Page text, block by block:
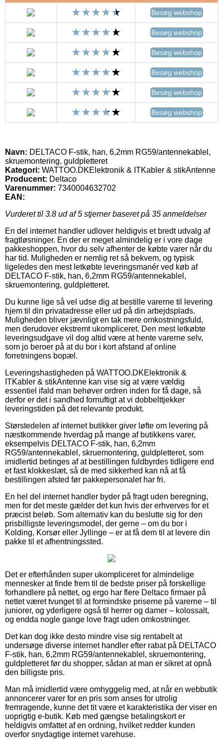
Besøg webshop
Besøg webshop
Besøg webshop
Besøg webshop
Besøg webshop
Besøg webshop
Navn: DELTACO F-stik, han, 6,2mm RG59/antennekablel,
skruemontering, guldpletteret
Kategori: WATTOO.DKElektronik & ITKabler & stikAntenne
Producent: Deltaco
Varenummer: 7340004632702
EAN:
Vurderet til 3.8 ud af 5 stjerner baseret på 35 anmeldelser
En del internet handler udlover heldigvis et bredt udvalg af
fragtløsninger. En der er meget almindelig er i vore dage
pakkeshoppen, hvor du selv afhenter de købte varer når du
har tid. Muligheden er nemlig ret så bekvem, og typisk
ligeledes den mest letkøbte leveringsmanér ved køb af
DELTACO F-stik, han, 6,2mm RG59/antennekablel,
skruemontering, guldpletteret.
Du kunne lige så vel udse dig at bestille varerne til levering
hjem til din privatadresse eller ud på din arbejdsplads.
Muligheden bliver jævnligt en tak mere omkostningsfuld,
men derudover ekstremt ukompliceret. Den mest letkøbte
leveringsudgave vil dog altid være at hente varerne selv,
som jo beroer på at du bor i kort afstand af online
forretningens bopæl.
Leveringshastigheden på WATTOO.DKElektronik &
ITKabler & stikAntenne kan vise sig at være vældig
essentiel ifald man behøver ordren inden for få dage, så
derfor er det i sandhed fornuftigt at vi dobbelttjekker
leveringstiden på det relevante produkt.
Størstedelen af internet butikker giver løfte om levering på
næstkommende hverdag på mange af butikkens varer,
eksempelvis DELTACO F-stik, han, 6,2mm
RG59/antennekablel, skruemontering, guldpletteret, som
imidlertid betinges af at bestillingen fuldbyrdes tidligere end
et fast klokkeslæt, så de med sikkerhed kan nå at få
bestillingen afsted før pakkepersonalet har fri.
En hel del internet handler byder på fragt uden beregning,
men for det meste gælder det kun hvis der erhverves for et
præcist beløb. Som alternativ kan du beslutte sig for den
prisbilligste leveringsmodel, der gerne – om du bor i
Kolding, Korsør eller Jyllinge – er at få dem til at levere din
pakke til et afhentningssted.
Det er efterhånden super ukompliceret for almindelige
mennesker at finde frem til de bedste priser på forskellige
forhandlere på nettet, og ergo har flere Deltaco firmaer på
nettet været tvunget til at formindske priserne på varerne – til
juniorer, og yderligere også til herrer og damer – kolossalt,
og endda nogle gange love fragt uden omkostninger.
Det kan dog ikke desto mindre vise sig rentabelt at
undersøge diverse internet handler efter rabat på DELTACO
F-stik, han, 6,2mm RG59/antennekablel, skruemontering,
guldpletteret før du shopper, sådan at man er sikret at opnå
den billigste pris.
Man må imidlertid være omhyggelig med, at når en webbutik
annoncerer varer for en pris som anses for utrolig
fremragende, kunne det tit være et karakteristika der viser en
uoprigtig e-butik. Køb med gængse betalingskort er
heldigvis omfattet af en ordning, hvilket redder kunden
overfor snydagtige internet varehuse.